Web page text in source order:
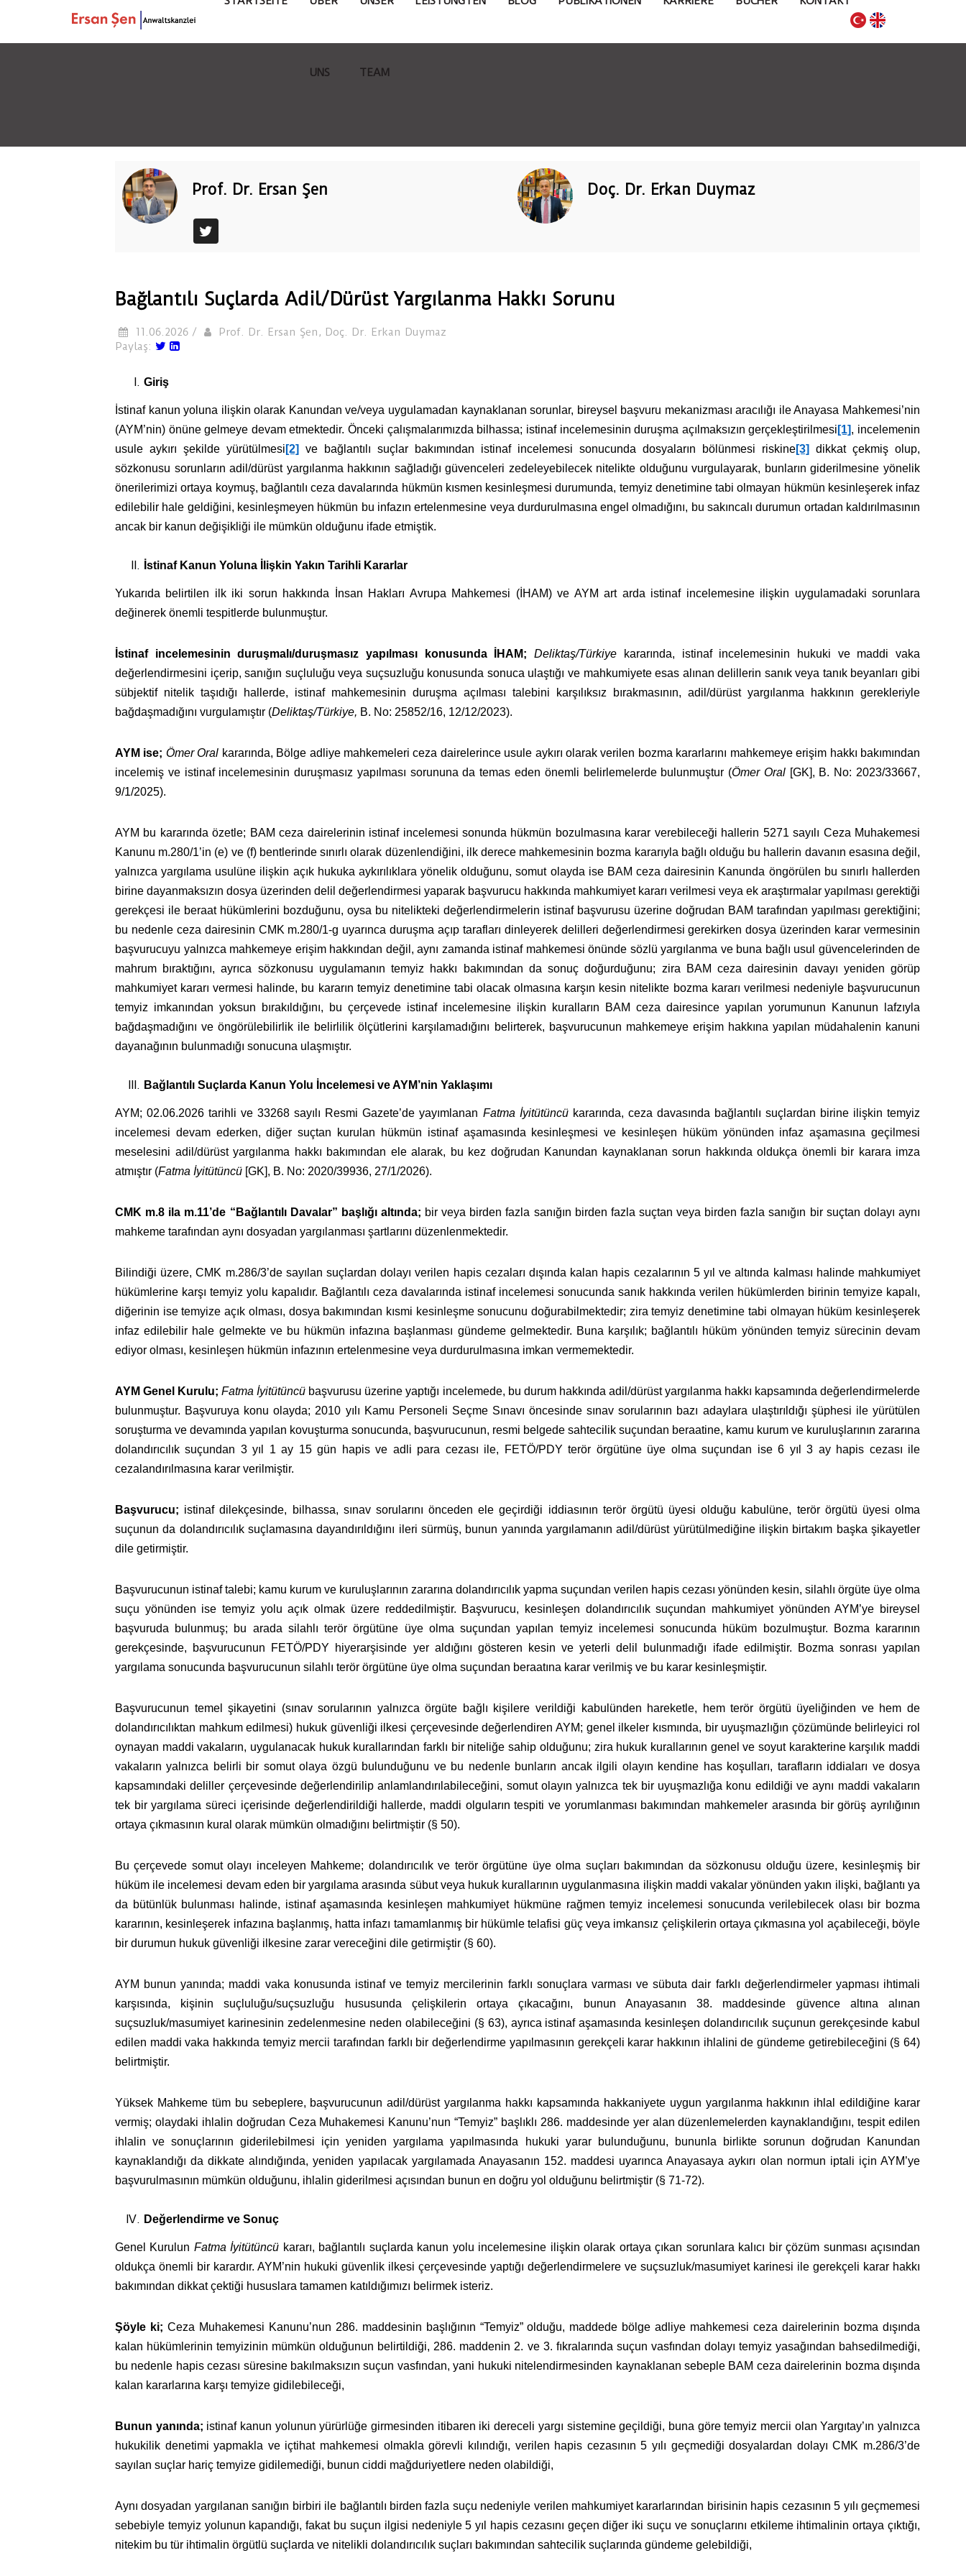
UNS TEAM
Prof. Dr. Ersan Şen Doç. Dr. Erkan Duymaz
Bağlantılı Suçlarda Adil/Dürüst Yargılanma Hakkı Sorunu
11.06.2026 /
Prof. Dr. Ersan Şen, Doç. Dr. Erkan Duymaz
Paylaş:
Giriş
İstinaf kanun yoluna ilişkin olarak Kanundan ve/veya uygulamadan kaynaklanan sorunlar, bireysel başvuru mekanizması aracılığı ile Anayasa Mahkemesi’nin
(AYM’nin) önüne gelmeye devam etmektedir. Önceki çalışmalarımızda bilhassa; istinaf incelemesinin duruşma açılmaksızın gerçekleştirilmesi [1], incelemenin
usule aykırı şekilde yürütülmesi [2] ve bağlantılı suçlar bakımından istinaf incelemesi sonucunda dosyaların bölünmesi riskine[3]
dikkat çekmiş olup,
sözkonusu sorunların adil/dürüst yargılanma hakkının sağladığı güvenceleri zedeleyebilecek nitelikte olduğunu vurgulayarak, bunların giderilmesine yönelik
önerilerimizi ortaya koymuş, bağlantılı ceza davalarında hükmün kısmen kesinleşmesi durumunda, temyiz denetimine tabi olmayan hükmün kesinleşerek infaz
edilebilir hale geldiğini, kesinleşmeyen hükmün bu infazın ertelenmesine veya durdurulmasına engel olmadığını, bu sakıncalı durumun ortadan kaldırılmasının
ancak bir kanun değişikliği ile mümkün olduğunu ifade etmiştik.
İstinaf Kanun Yoluna İlişkin Yakın Tarihli Kararlar
Yukarıda belirtilen ilk iki sorun hakkında İnsan Hakları Avrupa Mahkemesi (İHAM) ve AYM art arda istinaf incelemesine ilişkin uygulamadaki sorunlara
değinerek önemli tespitlerde bulunmuştur.
İstinaf incelemesinin duruşmalı/duruşmasız yapılması konusunda İHAM;Deliktaş/Türkiye kararında, istinaf incelemesinin hukuki ve maddi vaka
değerlendirmesini içerip, sanığın suçluluğu veya suçsuzluğu konusunda sonuca ulaştığı ve mahkumiyete esas alınan delillerin sanık veya tanık beyanları gibi
sübjektif nitelik taşıdığı hallerde, istinaf mahkemesinin duruşma açılması talebini karşılıksız bırakmasının, adil/dürüst yargılanma hakkının gerekleriyle
bağdaşmadığını vurgulamıştır (Deliktaş/Türkiye, B. No: 25852/16, 12/12/2023).
AYM ise; Ömer Oral kararında, Bölge adliye mahkemeleri ceza dairelerince usule aykırı olarak verilen bozma kararlarını mahkemeye erişim hakkı bakımından
incelemiş ve istinaf incelemesinin duruşmasız yapılması sorununa da temas eden önemli belirlemelerde bulunmuştur (Ömer Oral[GK], B. No: 2023/33667,
9/1/2025).
AYM bu kararında özetle; BAM ceza dairelerinin istinaf incelemesi sonunda hükmün bozulmasına karar verebileceği hallerin 5271 sayılı Ceza Muhakemesi
Kanunu m.280/1’in (e) ve (f) bentlerinde sınırlı olarak düzenlendiğini, ilk derece mahkemesinin bozma kararıyla bağlı olduğu bu hallerin davanın esasına değil,
yalnızca yargılama usulüne ilişkin açık hukuka aykırılıklara yönelik olduğunu, somut olayda ise BAM ceza dairesinin Kanunda öngörülen bu sınırlı hallerden
birine dayanmaksızın dosya üzerinden delil değerlendirmesi yaparak başvurucu hakkında mahkumiyet kararı verilmesi veya ek araştırmalar yapılması gerektiği
gerekçesi ile beraat hükümlerini bozduğunu, oysa bu nitelikteki değerlendirmelerin istinaf başvurusu üzerine doğrudan BAM tarafından yapılması gerektiğini;
bu nedenle ceza dairesinin CMK m.280/1-g uyarınca duruşma açıp tarafları dinleyerek delilleri değerlendirmesi gerekirken dosya üzerinden karar vermesinin
başvurucuyu yalnızca mahkemeye erişim hakkından değil, aynı zamanda istinaf mahkemesi önünde sözlü yargılanma ve buna bağlı usul güvencelerinden de
mahrum bıraktığını, ayrıca sözkonusu uygulamanın temyiz hakkı bakımından da sonuç doğurduğunu; zira BAM ceza dairesinin davayı yeniden görüp
mahkumiyet kararı vermesi halinde, bu kararın temyiz denetimine tabi olacak olmasına karşın kesin nitelikte bozma kararı verilmesi nedeniyle başvurucunun
temyiz imkanından yoksun bırakıldığını, bu çerçevede istinaf incelemesine ilişkin kuralların BAM ceza dairesince yapılan yorumunun Kanunun lafzıyla
bağdaşmadığını ve öngörülebilirlik ile belirlilik ölçütlerini karşılamadığını belirterek, başvurucunun mahkemeye erişim hakkına yapılan müdahalenin kanuni
dayanağının bulunmadığı sonucuna ulaşmıştır.
Bağlantılı Suçlarda Kanun Yolu İncelemesi ve AYM’nin Yaklaşımı
AYM; 02.06.2026 tarihli ve 33268 sayılı Resmi Gazete’de yayımlanan Fatma İyitütüncükararında, ceza davasında bağlantılı suçlardan birine ilişkin temyiz
incelemesi devam ederken, diğer suçtan kurulan hükmün istinaf aşamasında kesinleşmesi ve kesinleşen hüküm yönünden infaz aşamasına geçilmesi
meselesini adil/dürüst yargılanma hakkı bakımından ele alarak, bu kez doğrudan Kanundan kaynaklanan sorun hakkında oldukça önemli bir karara imza
atmıştır (Fatma İyitütüncü [GK], B. No: 2020/39936, 27/1/2026).
CMK m.8 ila m.11’de “Bağlantılı Davalar” başlığı altında; bir veya birden fazla sanığın birden fazla suçtan veya birden fazla sanığın bir suçtan dolayı aynı
mahkeme tarafından aynı dosyadan yargılanması şartlarını düzenlenmektedir.
Bilindiği üzere, CMK m.286/3’de sayılan suçlardan dolayı verilen hapis cezaları dışında kalan hapis cezalarının 5 yıl ve altında kalması halinde mahkumiyet
hükümlerine karşı temyiz yolu kapalıdır. Bağlantılı ceza davalarında istinaf incelemesi sonucunda sanık hakkında verilen hükümlerden birinin temyize kapalı,
diğerinin ise temyize açık olması, dosya bakımından kısmi kesinleşme sonucunu doğurabilmektedir; zira temyiz denetimine tabi olmayan hüküm kesinleşerek
infaz edilebilir hale gelmekte ve bu hükmün infazına başlanması gündeme gelmektedir. Buna karşılık; bağlantılı hüküm yönünden temyiz sürecinin devam
ediyor olması, kesinleşen hükmün infazının ertelenmesine veya durdurulmasına imkan vermemektedir.
AYM Genel Kurulu; Fatma İyitütüncü başvurusu üzerine yaptığı incelemede, bu durum hakkında adil/dürüst yargılanma hakkı kapsamında değerlendirmelerde
bulunmuştur. Başvuruya konu olayda; 2010 yılı Kamu Personeli Seçme Sınavı öncesinde sınav sorularının bazı adaylara ulaştırıldığı şüphesi ile yürütülen
soruşturma ve devamında yapılan kovuşturma sonucunda, başvurucunun, resmi belgede sahtecilik suçundan beraatine, kamu kurum ve kuruluşlarının zararına
dolandırıcılık suçundan 3 yıl 1 ay 15 gün hapis ve adli para cezası ile, FETÖ/PDY terör örgütüne üye olma suçundan ise 6 yıl 3 ay hapis cezası ile
cezalandırılmasına karar verilmiştir.
Başvurucu; istinaf dilekçesinde, bilhassa, sınav sorularını önceden ele geçirdiği iddiasının terör örgütü üyesi olduğu kabulüne, terör örgütü üyesi olma
suçunun da dolandırıcılık suçlamasına dayandırıldığını ileri sürmüş, bunun yanında yargılamanın adil/dürüst yürütülmediğine ilişkin birtakım başka şikayetler
dile getirmiştir.
Başvurucunun istinaf talebi; kamu kurum ve kuruluşlarının zararına dolandırıcılık yapma suçundan verilen hapis cezası yönünden kesin, silahlı örgüte üye olma
suçu yönünden ise temyiz yolu açık olmak üzere reddedilmiştir. Başvurucu, kesinleşen dolandırıcılık suçundan mahkumiyet yönünden AYM’ye bireysel
başvuruda bulunmuş; bu arada silahlı terör örgütüne üye olma suçundan yapılan temyiz incelemesi sonucunda hüküm bozulmuştur. Bozma kararının
gerekçesinde, başvurucunun FETÖ/PDY hiyerarşisinde yer aldığını gösteren kesin ve yeterli delil bulunmadığı ifade edilmiştir. Bozma sonrası yapılan
yargılama sonucunda başvurucunun silahlı terör örgütüne üye olma suçundan beraatına karar verilmiş ve bu karar kesinleşmiştir.
Başvurucunun temel şikayetini (sınav sorularının yalnızca örgüte bağlı kişilere verildiği kabulünden hareketle, hem terör örgütü üyeliğinden ve hem de
dolandırıcılıktan mahkum edilmesi) hukuk güvenliği ilkesi çerçevesinde değerlendiren AYM; genel ilkeler kısmında, bir uyuşmazlığın çözümünde belirleyici rol
oynayan maddi vakaların, uygulanacak hukuk kurallarından farklı bir niteliğe sahip olduğunu; zira hukuk kurallarının genel ve soyut karakterine karşılık maddi
vakaların yalnızca belirli bir somut olaya özgü bulunduğunu ve bu nedenle bunların ancak ilgili olayın kendine has koşulları, tarafların iddiaları ve dosya
kapsamındaki deliller çerçevesinde değerlendirilip anlamlandırılabileceğini, somut olayın yalnızca tek bir uyuşmazlığa konu edildiği ve aynı maddi vakaların
tek bir yargılama süreci içerisinde değerlendirildiği hallerde, maddi olguların tespiti ve yorumlanması bakımından mahkemeler arasında bir görüş ayrılığının
ortaya çıkmasının kural olarak mümkün olmadığını belirtmiştir (§ 50).
Bu çerçevede somut olayı inceleyen Mahkeme; dolandırıcılık ve terör örgütüne üye olma suçları bakımından da sözkonusu olduğu üzere, kesinleşmiş bir
hüküm ile incelemesi devam eden bir yargılama arasında sübut veya hukuk kurallarının uygulanmasına ilişkin maddi vakalar yönünden yakın ilişki, bağlantı ya
da bütünlük bulunması halinde, istinaf aşamasında kesinleşen mahkumiyet hükmüne rağmen temyiz incelemesi sonucunda verilebilecek olası bir bozma
kararının, kesinleşerek infazına başlanmış, hatta infazı tamamlanmış bir hükümle telafisi güç veya imkansız çelişkilerin ortaya çıkmasına yol açabileceği, böyle
bir durumun hukuk güvenliği ilkesine zarar vereceğini dile getirmiştir (§ 60).
AYM bunun yanında; maddi vaka konusunda istinaf ve temyiz mercilerinin farklı sonuçlara varması ve sübuta dair farklı değerlendirmeler yapması ihtimali
karşısında, kişinin suçluluğu/suçsuzluğu hususunda çelişkilerin ortaya çıkacağını, bunun Anayasanın 38. maddesinde güvence altına alınan
suçsuzluk/masumiyet karinesinin zedelenmesine neden olabileceğini (§ 63), ayrıca istinaf aşamasında kesinleşen dolandırıcılık suçunun gerekçesinde kabul
edilen maddi vaka hakkında temyiz mercii tarafından farklı bir değerlendirme yapılmasının gerekçeli karar hakkının ihlalini de gündeme getirebileceğini (§ 64)
belirtmiştir.
Yüksek Mahkeme tüm bu sebeplere, başvurucunun adil/dürüst yargılanma hakkı kapsamında hakkaniyete uygun yargılanma hakkının ihlal edildiğine karar
vermiş; olaydaki ihlalin doğrudan Ceza Muhakemesi Kanunu’nun “Temyiz” başlıklı 286. maddesinde yer alan düzenlemelerden kaynaklandığını, tespit edilen
ihlalin ve sonuçlarının giderilebilmesi için yeniden yargılama yapılmasında hukuki yarar bulunduğunu, bununla birlikte sorunun doğrudan Kanundan
kaynaklandığı da dikkate alındığında, yeniden yapılacak yargılamada Anayasanın 152. maddesi uyarınca Anayasaya aykırı olan normun iptali için AYM’ye
başvurulmasının mümkün olduğunu, ihlalin giderilmesi açısından bunun en doğru yol olduğunu belirtmiştir (§ 71-72).
Değerlendirme ve Sonuç
Genel Kurulun Fatma İyitütüncü kararı, bağlantılı suçlarda kanun yolu incelemesine ilişkin olarak ortaya çıkan sorunlara kalıcı bir çözüm sunması açısından
oldukça önemli bir karardır. AYM’nin hukuki güvenlik ilkesi çerçevesinde yaptığı değerlendirmelere ve suçsuzluk/masumiyet karinesi ile gerekçeli karar hakkı
bakımından dikkat çektiği hususlara tamamen katıldığımızı belirmek isteriz.
Şöyle ki; Ceza Muhakemesi Kanunu’nun 286. maddesinin başlığının “Temyiz” olduğu, maddede bölge adliye mahkemesi ceza dairelerinin bozma dışında
kalan hükümlerinin temyizinin mümkün olduğunun belirtildiği, 286. maddenin 2. ve 3. fıkralarında suçun vasfından dolayı temyiz yasağından bahsedilmediği,
bu nedenle hapis cezası süresine bakılmaksızın suçun vasfından, yani hukuki nitelendirmesinden kaynaklanan sebeple BAM ceza dairelerinin bozma dışında
kalan kararlarına karşı temyize gidilebileceği,
Bunun yanında; istinaf kanun yolunun yürürlüğe girmesinden itibaren iki dereceli yargı sistemine geçildiği, buna göre temyiz mercii olan Yargıtay’ın yalnızca
hukukilik denetimi yapmakla ve içtihat mahkemesi olmakla görevli kılındığı, verilen hapis cezasının 5 yılı geçmediği dosyalardan dolayı CMK m.286/3’de
sayılan suçlar hariç temyize gidilemediği, bunun ciddi mağduriyetlere neden olabildiği,
Aynı dosyadan yargılanan sanığın birbiri ile bağlantılı birden fazla suçu nedeniyle verilen mahkumiyet kararlarından birisinin hapis cezasının 5 yılı geçmemesi
sebebiyle temyiz yolunun kapandığı, fakat bu suçun ilgisi nedeniyle 5 yıl hapis cezasını geçen diğer iki suçu ve sonuçlarını etkileme ihtimalinin ortaya çıktığı,
nitekim bu tür ihtimalin örgütlü suçlarda ve nitelikli dolandırıcılık suçları bakımından sahtecilik suçlarında gündeme gelebildiği,